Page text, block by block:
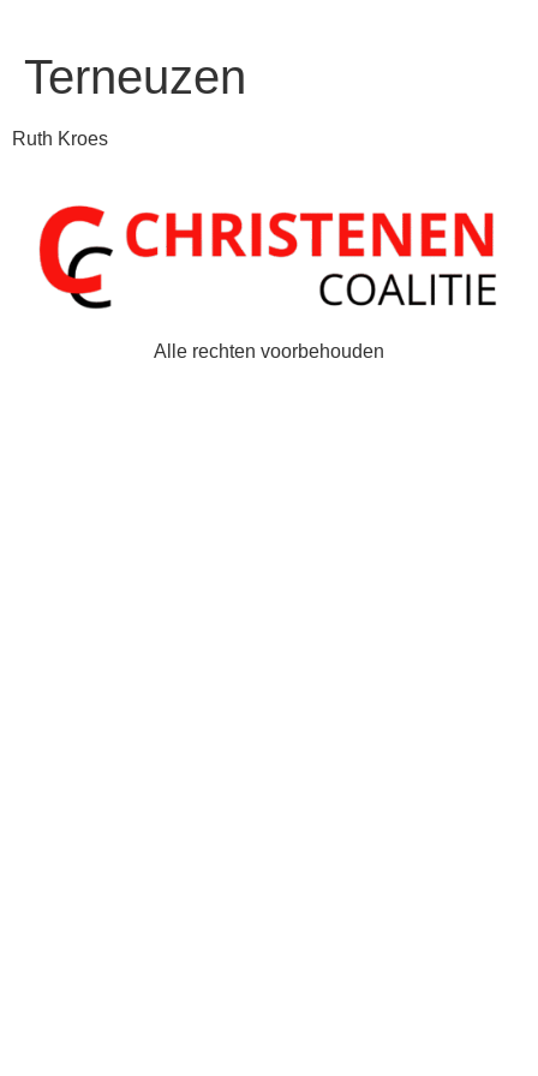
Terneuzen
Ruth Kroes
Alle rechten voorbehouden